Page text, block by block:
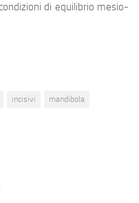
di equilibrio mesio-
incisivi
mandibola